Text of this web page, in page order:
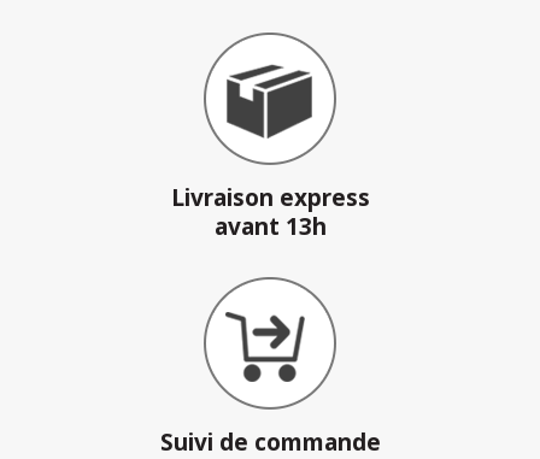
Livraison express
avant 13h
Suivi de commande